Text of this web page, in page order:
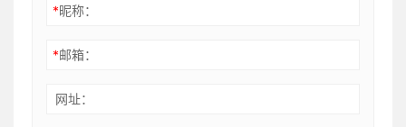
*昵称：
*邮箱：
网址：